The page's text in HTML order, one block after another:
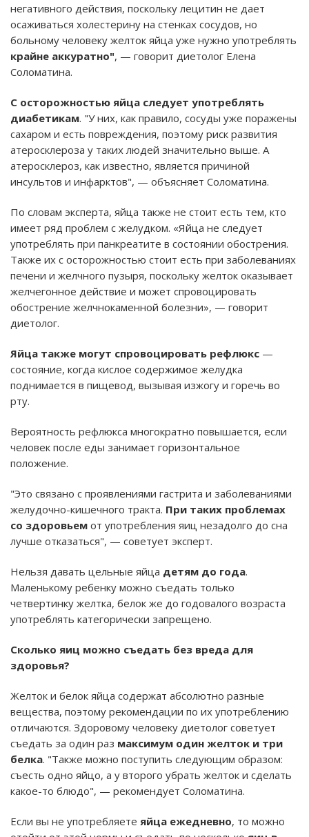
негативного действия, поскольку лецитин не дает
осаживаться холестерину на стенках сосудов, но
больному человеку желток яйца уже нужно употреблять
крайне аккуратно", — говорит диетолог Елена
Соломатина.
С осторожностью яйца следует употреблять
диабетикам. "У них, как правило, сосуды уже поражены
сахаром и есть повреждения, поэтому риск развития
атеросклероза у таких людей значительно выше. А
атеросклероз, как известно, является причиной
инсультов и инфарктов", — объясняет Соломатина.
По словам эксперта, яйца также не стоит есть тем, кто
имеет ряд проблем с желудком. «Яйца не следует
употреблять при панкреатите в состоянии обострения.
Также их с осторожностью стоит есть при заболеваниях
печени и желчного пузыря, поскольку желток оказывает
желчегонное действие и может спровоцировать
обострение желчнокаменной болезни», — говорит
диетолог.
Яйца также могут спровоцировать рефлюкс —
состояние, когда кислое содержимое желудка
поднимается в пищевод, вызывая изжогу и горечь во
рту.
Вероятность рефлюкса многократно повышается, если
человек после еды занимает горизонтальное
положение.
"Это связано с проявлениями гастрита и заболеваниями
желудочно-кишечного тракта. При таких проблемах
со здоровьем от употребления яиц незадолго до сна
лучше отказаться", — советует эксперт.
Нельзя давать цельные яйца детям до года.
Маленькому ребенку можно съедать только
четвертинку желтка, белок же до годовалого возраста
употреблять категорически запрещено.
Сколько яиц можно съедать без вреда для
здоровья?
Желток и белок яйца содержат абсолютно разные
вещества, поэтому рекомендации по их употреблению
отличаются. Здоровому человеку диетолог советует
съедать за один раз максимум один желток и три
белка. "Также можно поступить следующим образом:
съесть одно яйцо, а у второго убрать желток и сделать
какое-то блюдо", — рекомендует Соломатина.
Если вы не употребляете яйца ежедневно, то можно